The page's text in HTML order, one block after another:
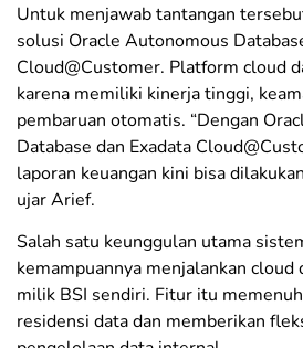
Untuk menjawab tantangan
solusi Oracle Autonomous
Cloud@Customer. Platform cloud
karena memiliki kinerja tinggi,
pembaruan otomatis. “Dengan
Database dan Exadata
laporan keuangan kini bisa
ujar Arief.
Salah satu keunggulan utama
kemampuannya menjalankan cloud
milik BSI sendiri. Fitur itu
residensi data dan memberikan